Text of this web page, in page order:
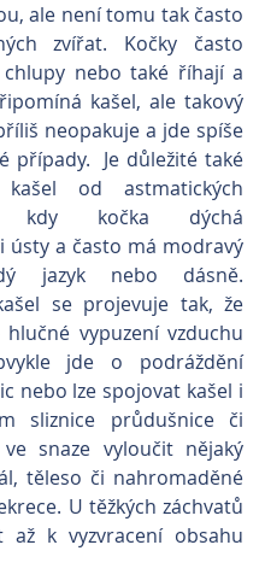
ale není tomu tak často
zvířat. Kočky často
chlupy nebo také říhají a
kašel, ale takový
neopakuje a jde spíše
případy.  Je důležité také
kašel od astmatických
kdy kočka dýchá
ústy a často má modravý
jazyk nebo dásně.
se projevuje tak, že
vypuzení vzduchu
jde o podráždění
nebo lze spojovat kašel i
sliznice průdušnice či
snaze vyloučit nějaký
těleso či nahromaděné
U těžkých záchvatů
až k vyzvracení obsahu